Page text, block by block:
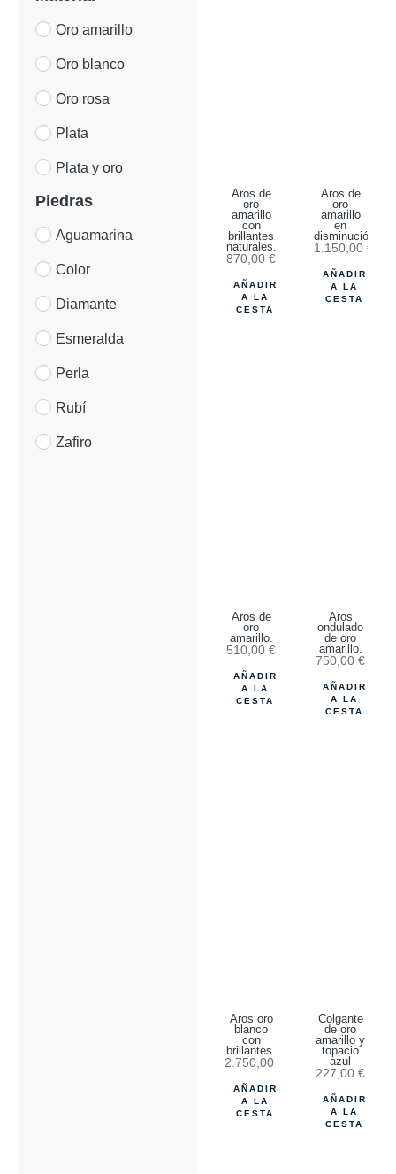
Oro amarillo
Oro blanco
Oro rosa
Plata
Plata y oro
Piedras
Aguamarina
Color
Diamante
Esmeralda
Perla
Rubí
Zafiro
Aros de
oro
amarillo
con
brillantes
naturales.
870,00€
AÑADIR
A LA
CESTA
Aros de
oro
amarillo
en
disminución.
1.150,00 €
AÑADIR
A LA
CESTA
Aros de
oro
amarillo.
510,00€
AÑADIR
A LA
CESTA
Aros
ondulado
de oro
amarillo.
750,00€
AÑADIR
A LA
CESTA
Aros oro
blanco
con
brillantes.
2.750,00 €
AÑADIR
A LA
CESTA
Colgante
de oro
amarillo y
topacio
azul
227,00€
AÑADIR
A LA
CESTA